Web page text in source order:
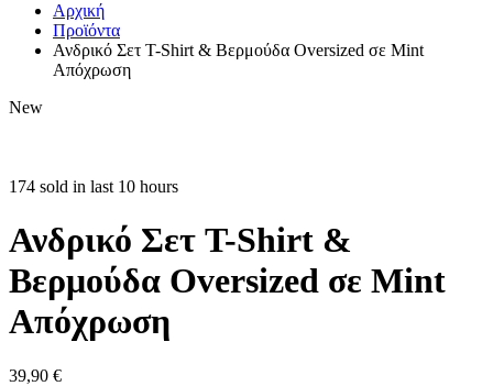
Αρχική
Προϊόντα
Ανδρικό Σετ T-Shirt & Βερμούδα Oversized σε Mint
Απόχρωση
New
174 sold in last 10 hours
Ανδρικό Σετ T-Shirt &
Βερμούδα Oversized σε Mint
Απόχρωση
39,90 €